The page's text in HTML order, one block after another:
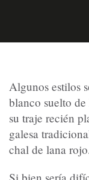
Algunos estilos
blanco suelto
su traje recién
galesa
chal de lana